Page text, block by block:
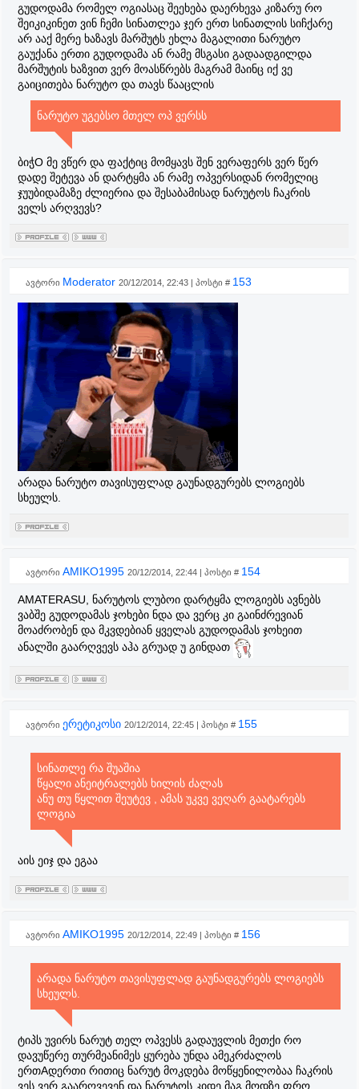
გუდოდამა რომელ ოგიასაც შეეხება დაერხევა კიზარუ რო
შეიკიკინეთ ვინ ჩემი სინათლეა ჯერ ერთ სინათლის სიჩქარე
არ ააქ მერე ხაზავს მარშუტს ეხლა მაგალითი ნარუტო
გაუქანა ერთი გუდოდამა ან რამე მსგასი გადაადგილდა
მარშუტის ხაზვით ვერ მოასწრებს მაგრამ მაინც იქ ვე
გაიცითება ნარუტო და თავს წააცლის
ნარუტო უგებსო მთელ ოპ ვერსს
ბიჭO მე ვწერ და ფაქტიც მომყავს შენ ვერაფერს ვერ წერ
დადე შეტევა ან დარტყმა ან რამე ოპვერსიდან რომელიც
ჯუუბიდამაზე ძლიერია და შესაბამისად ნარუტოს ჩაკრის
ველს არღვევს?
ავტორი Moderator 20/12/2014, 22:43 | პოსტი # 153
არადა ნარუტო თავისუფლად გაუნადგურებს ლოგიებს
სხეულს.
ავტორი AMIKO1995 20/12/2014, 22:44 | პოსტი # 154
AMATERASU, ნარუტოს ლუბოი დარტყმა ლოგიებს ავნებს
ვაბშე გუდოდამას ჯოხები ნდა და ვერც კი გაინძრევიან
მოაძრობენ და მკვდებიან ყველას გუდოდამას ჯოხეით
ანალში გაარღვევს აჰა გრუად უ გინდათ
ავტორი ერეტიკოსი 20/12/2014, 22:45 | პოსტი # 155
სინათლე რა შუაშია
წყალი ანეიტრალებს ხილის ძალას
ანუ თუ წყლით შეუტევ , ამას უკვე ვეღარ გაატარებს
ლოგია
აის ეიჯ და ეგაა
ავტორი AMIKO1995 20/12/2014, 22:49 | პოსტი # 156
არადა ნარუტო თავისუფლად გაუნადგურებს ლოგიებს
სხეულს.
ტიპს უვირს ნარუტ თელ ოპვესს გადაუვლის მეთქი რო
დავუწერე თურმეანიმეს ყურება უნდა ამეკრძალოს
ერთAდერთი რითიც ნარუტ მოკდება მოწყენილობაა ჩაკრის
ვეს ვერ გაარღვევენ და ნარუტოს კიდე მაგ მოდზე ფრო